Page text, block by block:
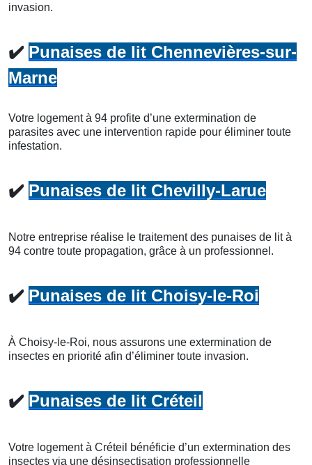
invasion.
✔️ Punaises de lit Chennevières-sur-
Marne
Votre logement à 94 profite d’une extermination de
parasites avec une intervention rapide pour éliminer toute
infestation.
✔️ Punaises de lit Chevilly-Larue
Notre entreprise réalise le traitement des punaises de lit à
94 contre toute propagation, grâce à un professionnel.
✔️ Punaises de lit Choisy-le-Roi
À Choisy-le-Roi, nous assurons une extermination de
insectes en priorité afin d’éliminer toute invasion.
✔️ Punaises de lit Créteil
Votre logement à Créteil bénéficie d’un extermination des
insectes via une désinsectisation professionnelle